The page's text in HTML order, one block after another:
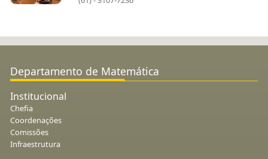
Departamento de Matemática
Institucional
Chefia
Coordenações
Comissões
Infraestrutura